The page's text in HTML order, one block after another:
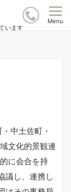
います
Menu
中土佐町・
文化的景観連
に会合を持
議し、連携し